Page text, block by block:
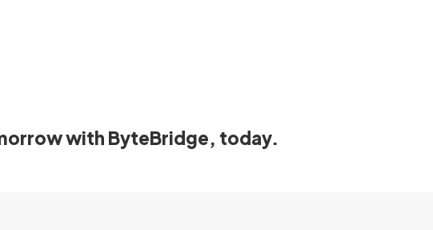
with ByteBridge, today.